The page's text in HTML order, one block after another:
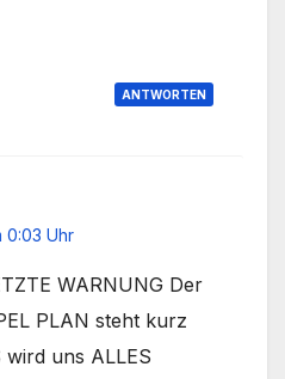
ANTWORTEN
0:03 Uhr
WARNUNG Der
PLAN steht kurz
wird uns ALLES